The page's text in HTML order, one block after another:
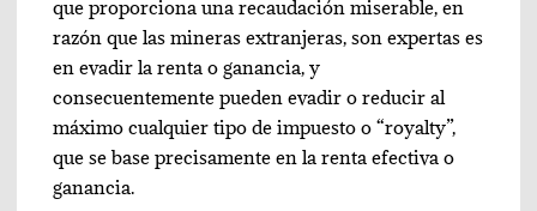
que proporciona una recaudación miserable, en
razón que las mineras extranjeras, son expertas es
en evadir la renta o ganancia, y
consecuentemente pueden evadir o reducir al
máximo cualquier tipo de impuesto o “royalty”,
que se base precisamente en la renta efectiva o
ganancia.